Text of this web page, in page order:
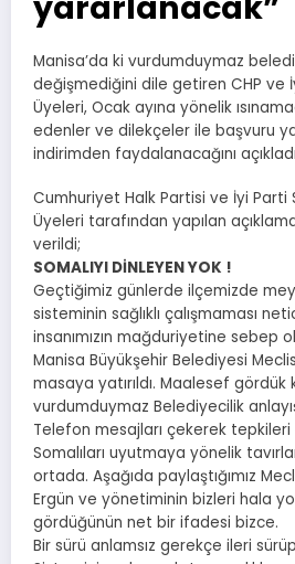
Manisa’da ki vurdumduymaz
değişmediğini dile getiren CHP ve
Üyeleri, Ocak ayına yönelik
edenler ve dilekçeler ile başvuru
indirimden faydalanacağını
Cumhuriyet Halk Partisi ve İyi Parti
Üyeleri tarafından yapılan
verildi;
SOMALIYI DİNLEYEN YOK !
Geçtiğimiz günlerde ilçemizde
sisteminin sağlıklı çalışmaması
insanımızın mağduriyetine sebep
Manisa Büyükşehir Belediyesi
masaya yatırıldı. Maalesef gördük
vurdumduymaz Belediyecilik
Telefon mesajları çekerek
Somalıları uyutmaya yönelik
ortada. Aşağıda paylaştığımız
Ergün ve yönetiminin bizleri hala
gördüğünün net bir ifadesi bizce.
Bir sürü anlamsız gerekçe ileri